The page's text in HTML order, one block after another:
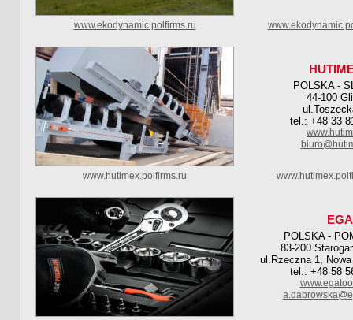
www.ekodynamic.polfirms.ru
POLSKA -
44-100
tel.: +48 33
www.hutimex.polfirms.ru
EGA
POLSKA -
83-200
ul.Rzeczna 1,
tel.: +48 58